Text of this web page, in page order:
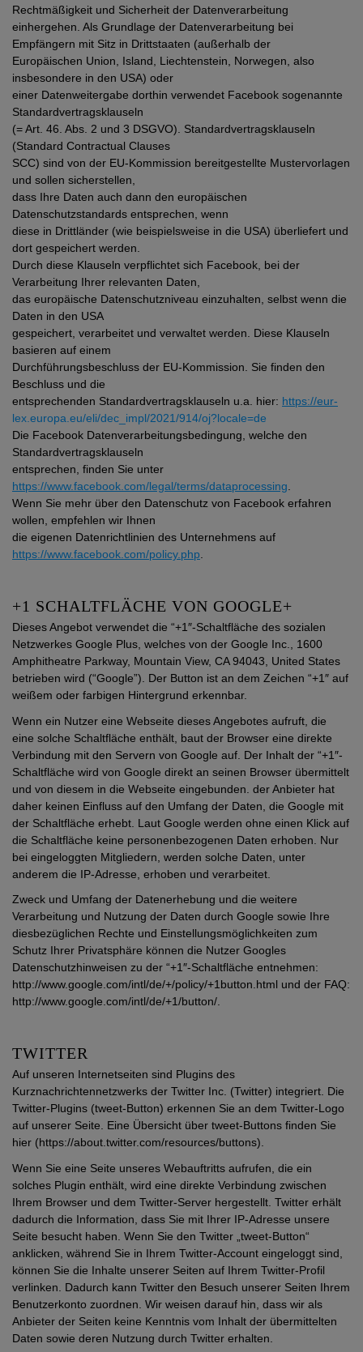
Rechtmäßigkeit und Sicherheit der Datenverarbeitung
einhergehen. Als Grundlage der Datenverarbeitung bei
Empfängern mit Sitz in Drittstaaten (außerhalb der
Europäischen Union, Island, Liechtenstein, Norwegen, also
insbesondere in den USA) oder
einer Datenweitergabe dorthin verwendet Facebook sogenannte
Standardvertragsklauseln
(= Art. 46. Abs. 2 und 3 DSGVO). Standardvertragsklauseln
(Standard Contractual Clauses
SCC) sind von der EU-Kommission bereitgestellte Mustervorlagen
und sollen sicherstellen,
dass Ihre Daten auch dann den europäischen
Datenschutzstandards entsprechen, wenn
diese in Drittländer (wie beispielsweise in die USA) überliefert und
dort gespeichert werden.
Durch diese Klauseln verpflichtet sich Facebook, bei der
Verarbeitung Ihrer relevanten Daten,
das europäische Datenschutzniveau einzuhalten, selbst wenn die
Daten in den USA
gespeichert, verarbeitet und verwaltet werden. Diese Klauseln
basieren auf einem
Durchführungsbeschluss der EU-Kommission. Sie finden den
Beschluss und die
entsprechenden Standardvertragsklauseln u.a. hier: https://eur-
lex.europa.eu/eli/dec_impl/2021/914/oj?locale=de
Die Facebook Datenverarbeitungsbedingung, welche den
Standardvertragsklauseln
entsprechen, finden Sie unter
https://www.facebook.com/legal/terms/dataprocessing
Wenn Sie mehr über den Datenschutz von Facebook erfahren
wollen, empfehlen wir Ihnen
die eigenen Datenrichtlinien des Unternehmens auf
https://www.facebook.com/policy.php
+1 SCHALTFLÄCHE VON GOOGLE+
Dieses Angebot verwendet die “+1″-Schaltfläche des sozialen
Netzwerkes Google Plus, welches von der Google Inc., 1600
Amphitheatre Parkway, Mountain View, CA 94043, United States
betrieben wird (“Google”). Der Button ist an dem Zeichen “+1″ auf
weißem oder farbigen Hintergrund erkennbar.
Wenn ein Nutzer eine Webseite dieses Angebotes aufruft, die
eine solche Schaltfläche enthält, baut der Browser eine direkte
Verbindung mit den Servern von Google auf. Der Inhalt der “+1″-
Schaltfläche wird von Google direkt an seinen Browser übermittelt
und von diesem in die Webseite eingebunden. der Anbieter hat
daher keinen Einfluss auf den Umfang der Daten, die Google mit
der Schaltfläche erhebt. Laut Google werden ohne einen Klick auf
die Schaltfläche keine personenbezogenen Daten erhoben. Nur
bei eingeloggten Mitgliedern, werden solche Daten, unter
anderem die IP-Adresse, erhoben und verarbeitet.
Zweck und Umfang der Datenerhebung und die weitere
Verarbeitung und Nutzung der Daten durch Google sowie Ihre
diesbezüglichen Rechte und Einstellungsmöglichkeiten zum
Schutz Ihrer Privatsphäre können die Nutzer Googles
Datenschutzhinweisen zu der “+1″-Schaltfläche entnehmen:
http://www.google.com/intl/de/+/policy/+1button.html und der FAQ:
http://www.google.com/intl/de/+1/button/.
TWITTER
Auf unseren Internetseiten sind Plugins des
Kurznachrichtennetzwerks der Twitter Inc. (Twitter) integriert. Die
Twitter-Plugins (tweet-Button) erkennen Sie an dem Twitter-Logo
auf unserer Seite. Eine Übersicht über tweet-Buttons finden Sie
hier (https://about.twitter.com/resources/buttons).
Wenn Sie eine Seite unseres Webauftritts aufrufen, die ein
solches Plugin enthält, wird eine direkte Verbindung zwischen
Ihrem Browser und dem Twitter-Server hergestellt. Twitter erhält
dadurch die Information, dass Sie mit Ihrer IP-Adresse unsere
Seite besucht haben. Wenn Sie den Twitter „tweet-Button“
anklicken, während Sie in Ihrem Twitter-Account eingeloggt sind,
können Sie die Inhalte unserer Seiten auf Ihrem Twitter-Profil
verlinken. Dadurch kann Twitter den Besuch unserer Seiten Ihrem
Benutzerkonto zuordnen. Wir weisen darauf hin, dass wir als
Anbieter der Seiten keine Kenntnis vom Inhalt der übermittelten
Daten sowie deren Nutzung durch Twitter erhalten.